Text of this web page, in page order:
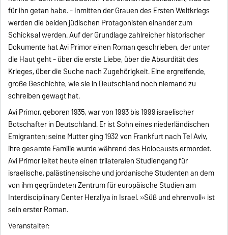
für ihn getan habe. - Inmitten der Grauen des Ersten Weltkriegs
werden die beiden jüdischen Protagonisten einander zum
Schicksal werden. Auf der Grundlage zahlreicher historischer
Dokumente hat Avi Primor einen Roman geschrieben, der unter
die Haut geht - über die erste Liebe, über die Absurdität des
Krieges, über die Suche nach Zugehörigkeit. Eine ergreifende,
große Geschichte, wie sie in Deutschland noch niemand zu
schreiben gewagt hat.
Avi Primor, geboren 1935, war von 1993 bis 1999 israelischer
Botschafter in Deutschland. Er ist Sohn eines niederländischen
Emigranten; seine Mutter ging 1932 von Frankfurt nach Tel Aviv,
ihre gesamte Familie wurde während des Holocausts ermordet.
Avi Primor leitet heute einen trilateralen Studiengang für
israelische, palästinensische und jordanische Studenten an dem
von ihm gegründeten Zentrum für europäische Studien am
Interdisciplinary Center Herzliya in Israel. »Süß und ehrenvoll« ist
sein erster Roman.
Veranstalter: